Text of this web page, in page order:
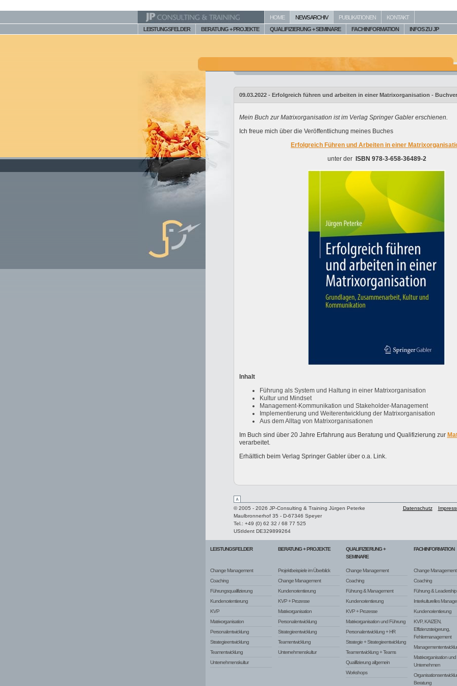
HOME NEWS ARCHIV PUBLIKATIONEN KONTAKT
LEISTUNGSFELDER
BERATUNG + PROJEKTE QUALIFIZIERUNG + SEMINARE FACHINFORMATION INFOS ZU JP
09.03.2022 - Erfolgreich führen und arbeiten in einer Matrixorganisation -
Mein Buch zur Matrixorganisation ist im Verlag Springer Gabler erschienen.
Ich freue mich über die Veröffentlichung meines Buches
Erfolgreich Führen und Arbeiten in einer
unter der
ISBN 978-3-658-36489-2
Inhalt
Führung als System und Haltung in einer Matrixorganisation
Kultur und Mindset
Management-Kommunikation und Stakeholder-Management
Implementierung und Weiterentwicklung der Matrixorganisation
Aus dem Alltag von Matrixorganisationen
Im Buch sind über 20 Jahre Erfahrung aus Beratung und Qualifizierung zur
verarbeitet.
Erhältlich beim Verlag Springer Gabler über o.a. Link.
Datenschutz
© 2005 - 2026 JP-Consulting & Training Jürgen Peterke
Maulbronnerhof 35 - D-67346 Speyer
Tel.: +49 (0) 62 32 / 68 77 525
UStIdent DE329899264
LEISTUNGSFELDER
Change Management
Coaching
Führungsqualifizierung
Kundenorientierung
KVP
Matrixorganisation
Personalentwicklung
Strategieentwicklung
Teamentwicklung
Unternehmenskultur
BERATUNG + PROJEKTE
Projektbeispiele im Überblick
Change Management
Kundenorientierung
KVP + Prozesse
Matrixorganisation
Personalentwicklung
Strategieentwicklung
Teamentwicklung
Unternehmenskultur
QUALIFIZIERUNG +
SEMINARE
Change Management
Coaching
Führung & Management
Kundenorientierung
KVP + Prozesse
Matrixorganisation und Führung
Personalentwicklung + HR
Strategie + Strategieentwicklung
Teamentwicklung + Teams
Qualifizierung allgemein
Workshops
FACHINFORMATION
Change Management
Coaching
Führung & Leadership
Interkulturelles
Kundenorientierung
KVP, KAIZEN,
Effizienzsteigerung,
Fehlermanagement
Matrixorganisation
Unternehmen
Beratung